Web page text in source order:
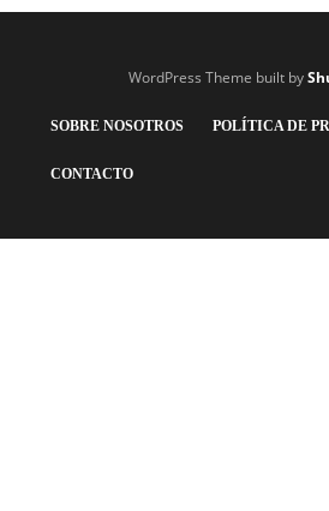
WordPress Theme built by
SOBRE NOSOTROS POLÍTICA DE
CONTACTO